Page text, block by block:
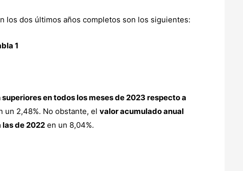
los dos últimos años completos son los siguientes:
1
en todos los meses de 2023 respecto a
un 2,48%. No obstante, el valor acumulado anual
de 2022 en un 8,04%.